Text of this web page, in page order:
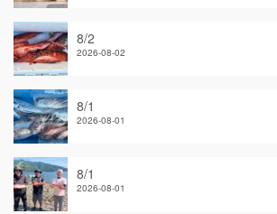
8/2
2026-08-02
8/1
2026-08-01
8/1
2026-08-01